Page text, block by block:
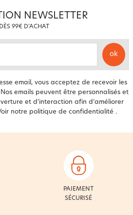
NEWSLETTER
DÈS 99€ D'ACHAT
ok
email, vous acceptez de recevoir les
emails peuvent être personnalisés et
et d’interaction afin d’améliorer
notre politique de confidentialité .
PAIEMENT
SÉCURISÉ